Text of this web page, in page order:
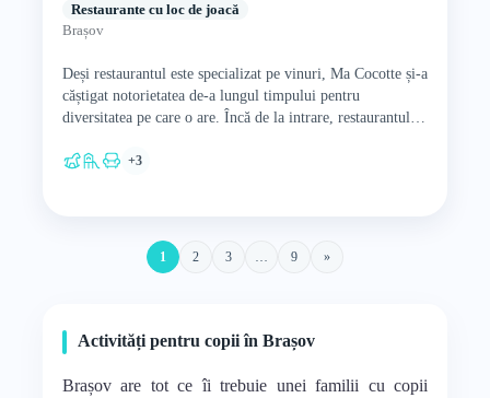
Restaurante cu loc de joacă
Brașov
Deși restaurantul este specializat pe vinuri, Ma Cocotte și-a
căștigat notorietatea de-a lungul timpului pentru
diversitatea pe care o are. Încă de la intrare, restaurantul
+3
1 2 3 … 9 »
Activități pentru copii în Brașov
Brașov are tot ce îi trebuie unei familii cu copii